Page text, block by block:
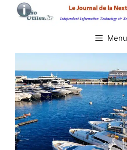
Aller
Menu